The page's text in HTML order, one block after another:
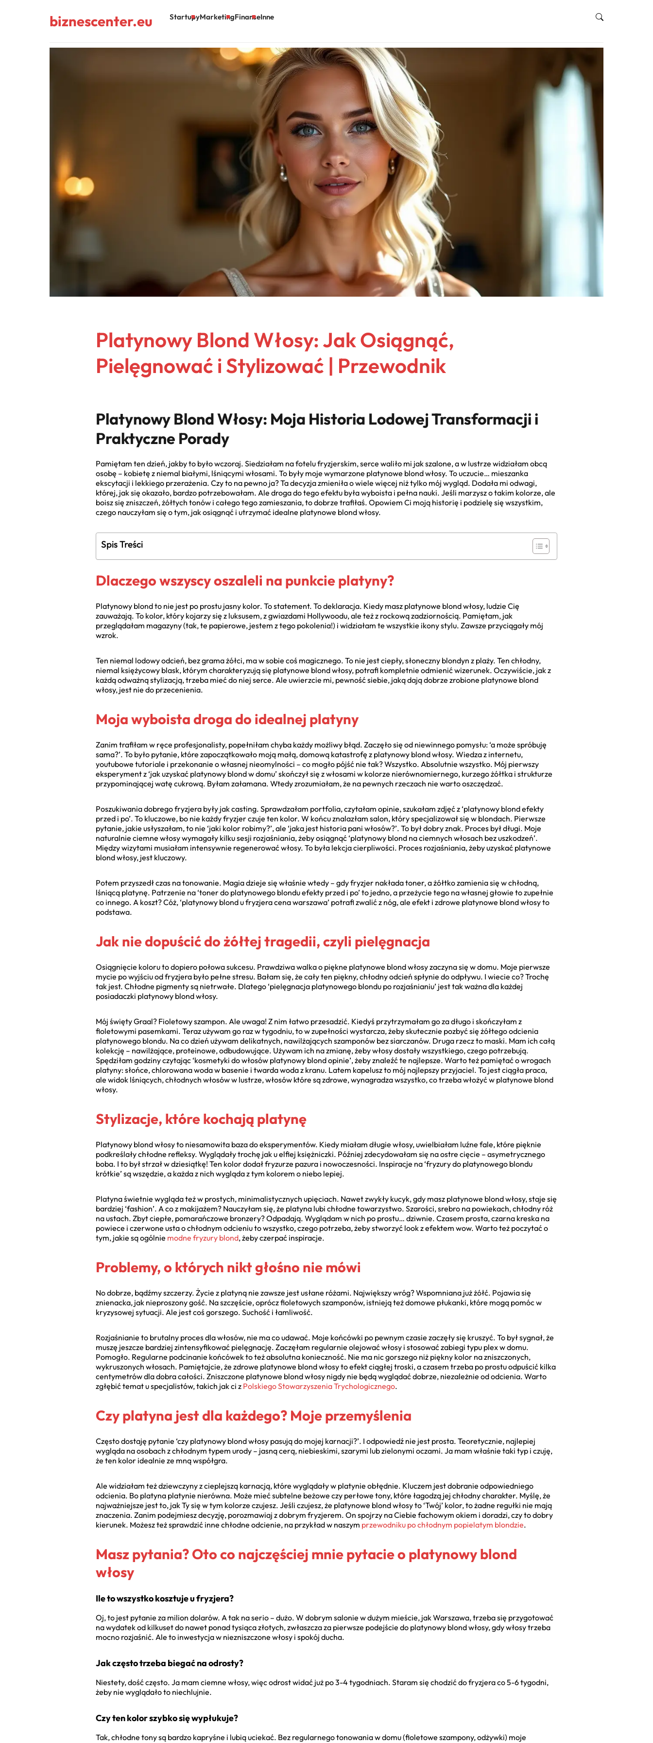
biznescenter.eu StartupyMarketingFinanseInne
Platynowy Blond Włosy: Jak Osiągnąć,
Pielęgnować i Stylizować | Przewodnik
Platynowy Blond Włosy: Moja Historia Lodowej Transformacji i
Praktyczne Porady
Pamiętam ten dzień, jakby to było wczoraj. Siedziałam na fotelu fryzjerskim, serce waliło mi jak szalone, a w lustrze widziałam obcą
osobę – kobietę z niemal białymi, lśniącymi włosami. To były moje wymarzone platynowe blond włosy. To uczucie… mieszanka
ekscytacji i lekkiego przerażenia. Czy to na pewno ja? Ta decyzja zmieniła o wiele więcej niż tylko mój wygląd. Dodała mi odwagi,
której, jak się okazało, bardzo potrzebowałam. Ale droga do tego efektu była wyboista i pełna nauki. Jeśli marzysz o takim kolorze, ale
boisz się zniszczeń, żółtych tonów i całego tego zamieszania, to dobrze trafiłaś. Opowiem Ci moją historię i podzielę się wszystkim,
czego nauczyłam się o tym, jak osiągnąć i utrzymać idealne platynowe blond włosy.
Spis Treści
Dlaczego wszyscy oszaleli na punkcie platyny?
Platynowy blond to nie jest po prostu jasny kolor. To statement. To deklaracja. Kiedy masz platynowe blond włosy, ludzie Cię
zauważają. To kolor, który kojarzy się z luksusem, z gwiazdami Hollywoodu, ale też z rockową zadziornością. Pamiętam, jak
przeglądałam magazyny (tak, te papierowe, jestem z tego pokolenia!) i widziałam te wszystkie ikony stylu. Zawsze przyciągały mój
wzrok.
Ten niemal lodowy odcień, bez grama żółci, ma w sobie coś magicznego. To nie jest ciepły, słoneczny blondyn z plaży. Ten chłodny,
niemal księżycowy blask, którym charakteryzują się platynowe blond włosy, potrafi kompletnie odmienić wizerunek. Oczywiście, jak z
każdą odważną stylizacją, trzeba mieć do niej serce. Ale uwierzcie mi, pewność siebie, jaką dają dobrze zrobione platynowe blond
włosy, jest nie do przecenienia.
Moja wyboista droga do idealnej platyny
Zanim trafiłam w ręce profesjonalisty, popełniłam chyba każdy możliwy błąd. Zaczęło się od niewinnego pomysłu: ‘a może spróbuję
sama?’. To było pytanie, które zapoczątkowało moją małą, domową katastrofę z platynowy blond włosy. Wiedza z internetu,
youtubowe tutoriale i przekonanie o własnej nieomylności – co mogło pójść nie tak? Wszystko. Absolutnie wszystko. Mój pierwszy
eksperyment z ‘jak uzyskać platynowy blond w domu’ skończył się z włosami w kolorze nierównomiernego, kurzego żółtka i strukturze
przypominającej watę cukrową. Byłam załamana. Wtedy zrozumiałam, że na pewnych rzeczach nie warto oszczędzać.
Poszukiwania dobrego fryzjera były jak casting. Sprawdzałam portfolia, czytałam opinie, szukałam zdjęć z ‘platynowy blond efekty
przed i po’. To kluczowe, bo nie każdy fryzjer czuje ten kolor. W końcu znalazłam salon, który specjalizował się w blondach. Pierwsze
pytanie, jakie usłyszałam, to nie ‘jaki kolor robimy?’, ale ‘jaka jest historia pani włosów?’. To był dobry znak. Proces był długi. Moje
naturalnie ciemne włosy wymagały kilku sesji rozjaśniania, żeby osiągnąć ‘platynowy blond na ciemnych włosach bez uszkodzeń’.
Między wizytami musiałam intensywnie regenerować włosy. To była lekcja cierpliwości. Proces rozjaśniania, żeby uzyskać platynowe
blond włosy, jest kluczowy.
Potem przyszedł czas na tonowanie. Magia dzieje się właśnie wtedy – gdy fryzjer nakłada toner, a żółtko zamienia się w chłodną,
lśniącą platynę. Patrzenie na ‘toner do platynowego blondu efekty przed i po’ to jedno, a przeżycie tego na własnej głowie to zupełnie
co innego. A koszt? Cóż, ‘platynowy blond u fryzjera cena warszawa’ potrafi zwalić z nóg, ale efekt i zdrowe platynowe blond włosy to
podstawa.
Jak nie dopuścić do żółtej tragedii, czyli pielęgnacja
Osiągnięcie koloru to dopiero połowa sukcesu. Prawdziwa walka o piękne platynowe blond włosy zaczyna się w domu. Moje pierwsze
mycie po wyjściu od fryzjera było pełne stresu. Bałam się, że cały ten piękny, chłodny odcień spłynie do odpływu. I wiecie co? Trochę
tak jest. Chłodne pigmenty są nietrwałe. Dlatego ‘pielęgnacja platynowego blondu po rozjaśnianiu’ jest tak ważna dla każdej
posiadaczki platynowy blond włosy.
Mój święty Graal? Fioletowy szampon. Ale uwaga! Z nim łatwo przesadzić. Kiedyś przytrzymałam go za długo i skończyłam z
fioletowymi pasemkami. Teraz używam go raz w tygodniu, to w zupełności wystarcza, żeby skutecznie pozbyć się żółtego odcienia
platynowego blondu. Na co dzień używam delikatnych, nawilżających szamponów bez siarczanów. Druga rzecz to maski. Mam ich całą
kolekcję – nawilżające, proteinowe, odbudowujące. Używam ich na zmianę, żeby włosy dostały wszystkiego, czego potrzebują.
Spędziłam godziny czytając ‘kosmetyki do włosów platynowy blond opinie’, żeby znaleźć te najlepsze. Warto też pamiętać o wrogach
platyny: słońce, chlorowana woda w basenie i twarda woda z kranu. Latem kapelusz to mój najlepszy przyjaciel. To jest ciągła praca,
ale widok lśniących, chłodnych włosów w lustrze, włosów które są zdrowe, wynagradza wszystko, co trzeba włożyć w platynowe blond
włosy.
Stylizacje, które kochają platynę
Platynowy blond włosy to niesamowita baza do eksperymentów. Kiedy miałam długie włosy, uwielbiałam luźne fale, które pięknie
podkreślały chłodne refleksy. Wyglądały trochę jak u elfiej księżniczki. Później zdecydowałam się na ostre cięcie – asymetrycznego
boba. I to był strzał w dziesiątkę! Ten kolor dodał fryzurze pazura i nowoczesności. Inspiracje na ‘fryzury do platynowego blondu
krótkie’ są wszędzie, a każda z nich wygląda z tym kolorem o niebo lepiej.
Platyna świetnie wygląda też w prostych, minimalistycznych upięciach. Nawet zwykły kucyk, gdy masz platynowe blond włosy, staje się
bardziej ‘fashion’. A co z makijażem? Nauczyłam się, że platyna lubi chłodne towarzystwo. Szarości, srebro na powiekach, chłodny róż
na ustach. Zbyt ciepłe, pomarańczowe bronzery? Odpadają. Wyglądam w nich po prostu… dziwnie. Czasem prosta, czarna kreska na
powiece i czerwone usta o chłodnym odcieniu to wszystko, czego potrzeba, żeby stworzyć look z efektem wow. Warto też poczytać o
tym, jakie są ogólnie modne fryzury blond, żeby czerpać inspiracje.
Problemy, o których nikt głośno nie mówi
No dobrze, bądźmy szczerzy. Życie z platyną nie zawsze jest usłane różami. Największy wróg? Wspomniana już żółć. Pojawia się
znienacka, jak nieproszony gość. Na szczęście, oprócz fioletowych szamponów, istnieją też domowe płukanki, które mogą pomóc w
kryzysowej sytuacji. Ale jest coś gorszego. Suchość i łamliwość.
Rozjaśnianie to brutalny proces dla włosów, nie ma co udawać. Moje końcówki po pewnym czasie zaczęły się kruszyć. To był sygnał, że
muszę jeszcze bardziej zintensyfikować pielęgnację. Zaczęłam regularnie olejować włosy i stosować zabiegi typu plex w domu.
Pomogło. Regularne podcinanie końcówek to też absolutna konieczność. Nie ma nic gorszego niż piękny kolor na zniszczonych,
wykruszonych włosach. Pamiętajcie, że zdrowe platynowe blond włosy to efekt ciągłej troski, a czasem trzeba po prostu odpuścić kilka
centymetrów dla dobra całości. Zniszczone platynowe blond włosy nigdy nie będą wyglądać dobrze, niezależnie od odcienia. Warto
zgłębić temat u specjalistów, takich jak ci z Polskiego Stowarzyszenia Trychologicznego.
Czy platyna jest dla każdego? Moje przemyślenia
Często dostaję pytanie ‘czy platynowy blond włosy pasują do mojej karnacji?’. I odpowiedź nie jest prosta. Teoretycznie, najlepiej
wygląda na osobach z chłodnym typem urody – jasną cerą, niebieskimi, szarymi lub zielonymi oczami. Ja mam właśnie taki typ i czuję,
że ten kolor idealnie ze mną współgra.
Ale widziałam też dziewczyny z cieplejszą karnacją, które wyglądały w platynie obłędnie. Kluczem jest dobranie odpowiedniego
odcienia. Bo platyna platynie nierówna. Może mieć subtelne beżowe czy perłowe tony, które łagodzą jej chłodny charakter. Myślę, że
najważniejsze jest to, jak Ty się w tym kolorze czujesz. Jeśli czujesz, że platynowe blond włosy to ‘Twój’ kolor, to żadne regułki nie mają
znaczenia. Zanim podejmiesz decyzję, porozmawiaj z dobrym fryzjerem. On spojrzy na Ciebie fachowym okiem i doradzi, czy to dobry
kierunek. Możesz też sprawdzić inne chłodne odcienie, na przykład w naszym przewodniku po chłodnym popielatym blondzie.
Masz pytania? Oto co najczęściej mnie pytacie o platynowy blond
włosy
Ile to wszystko kosztuje u fryzjera?
Oj, to jest pytanie za milion dolarów. A tak na serio – dużo. W dobrym salonie w dużym mieście, jak Warszawa, trzeba się przygotować
na wydatek od kilkuset do nawet ponad tysiąca złotych, zwłaszcza za pierwsze podejście do platynowy blond włosy, gdy włosy trzeba
mocno rozjaśnić. Ale to inwestycja w niezniszczone włosy i spokój ducha.
Jak często trzeba biegać na odrosty?
Niestety, dość często. Ja mam ciemne włosy, więc odrost widać już po 3-4 tygodniach. Staram się chodzić do fryzjera co 5-6 tygodni,
żeby nie wyglądało to niechlujnie.
Czy ten kolor szybko się wypłukuje?
Tak, chłodne tony są bardzo kapryśne i lubią uciekać. Bez regularnego tonowania w domu (fioletowe szampony, odżywki) moje